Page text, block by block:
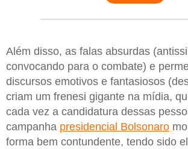
Além disso, as falas absurdas
convocando para o combate) e
discursos emotivos e fantasiosos
criam um frenesi gigante na mídia,
cada vez a candidatura dessas
campanha presidencial Bolsonaro
forma bem contundente, tendo sido